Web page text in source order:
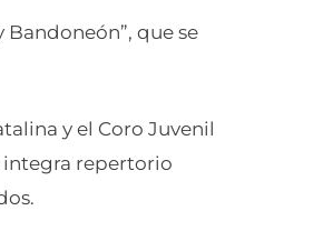
que se
y el Coro Juvenil
integra repertorio